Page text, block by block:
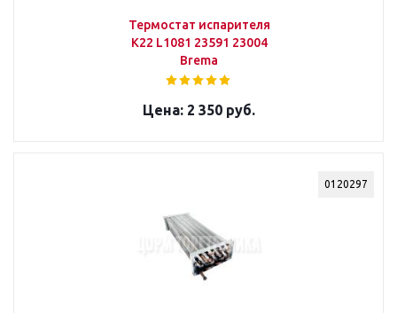
Термостат испарителя
K22 L1081 23591 23004
Brema
2 350 руб.
0120297